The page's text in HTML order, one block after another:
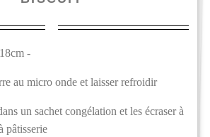
-
au micro onde et laisser refroidir
un sachet congélation et les écraser à
pâtisserie